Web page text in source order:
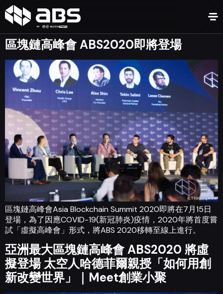
區塊鏈高峰會 ABS2020即將登場
區塊鏈高峰會Asia Blockchain Summit 2020即將在7月15日
登場，為了因應COVID-19(新冠肺炎)疫情，2020年將首度嘗
試「虛擬高峰會」形式，將ABS 2020移轉至線上進行。
亞洲最大區塊鏈高峰會 ABS2020 將虛
擬登場 太空人哈德菲爾親授「如何用創
新改變世界」｜Meet創業小聚